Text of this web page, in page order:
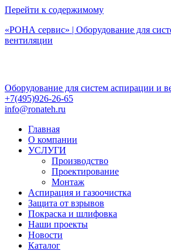
Перейти к содержимому
«РОНА сервис» | Оборудование для
вентиляции
Оборудование для систем аспирации и
+7(495)926-26-65
info@ronateh.ru
Главная
О компании
УСЛУГИ
Производство
Проектирование
Монтаж
Аспирация и газоочистка
Защита от взрывов
Покраска и шлифовка
Наши проекты
Новости
Каталог